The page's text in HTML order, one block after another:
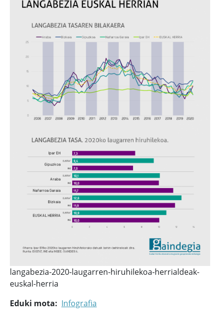
langabezia-2020-laugarren-hiruhilekoa-herrialdeak-
euskal-herria
Eduki mota
Infografia